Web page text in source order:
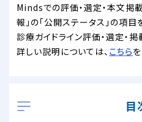
Mindsでの評価・選定・本文掲
報」の「公開ステータス」の項目
診療ガイドライン評価・選定・
詳しい説明については、 こちら
目